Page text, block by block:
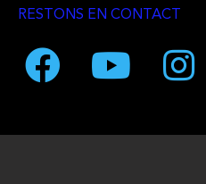
RESTONS EN CONTACT